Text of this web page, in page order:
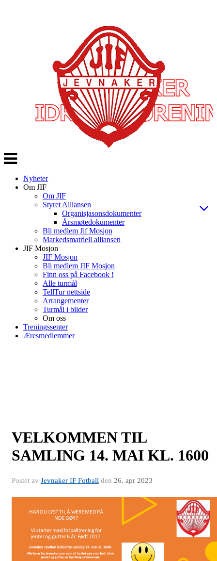
Veksle
navigasjon
Nyheter
Om JIF
Om JIF
Styret Alliansen
Organisjasonsdokumenter
Årsmøtedokumenter
Bli medlem Jif Mosjon
Markedsmatriell alliansen
JIF Mosjon
JIF Mosjon
Bli medlem JIF Mosjon
Finn oss på Facebook !
Alle turmål
TellTur nettside
Arrangementer
Turmål i bilder
Om oss
Treningssenter
Æresmedlemmer
VELKOMMEN TIL
SAMLING 14. MAI KL. 1600
Postet av Jevnaker IF Fotball den 26. apr 2023